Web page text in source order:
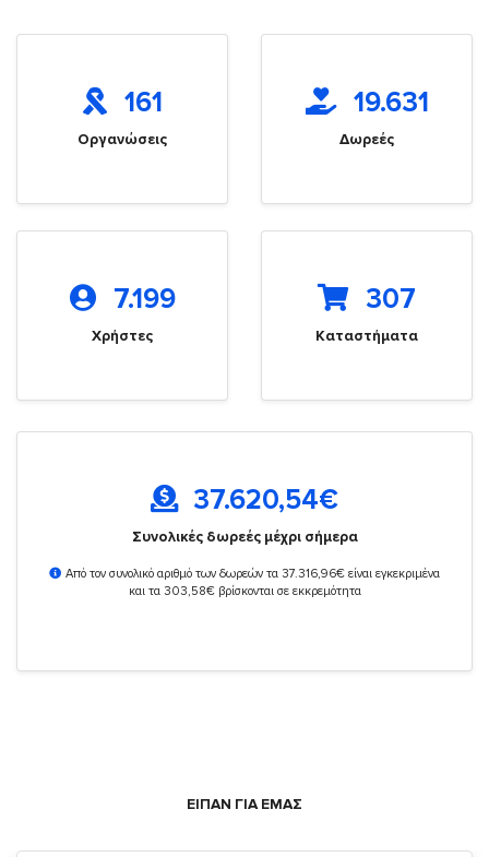
161
Οργανώσεις
19.631
Δωρεές
7.199
Χρήστες
307
Καταστήματα
37.620,54€
Συνολικές δωρεές μέχρι σήμερα
Από τον συνολικό αριθμό των δωρεών τα 37.316,96€ είναι εγκεκριμένα
και τα 303,58€ βρίσκονται σε εκκρεμότητα
ΕΙΠΑΝ ΓΙΑ ΕΜΑΣ